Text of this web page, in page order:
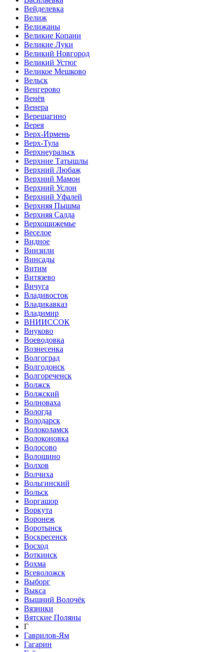
Вейделевка
Велиж
Велижаны
Великие Копани
Великие Луки
Великий Новгород
Великий Устюг
Великое Мешково
Вельск
Венгерово
Венёв
Венера
Верещагино
Верея
Верх-Ирмень
Верх-Тула
Верхнеуральск
Верхние Татышлы
Верхний Любаж
Верхний Мамон
Верхний Услон
Верхний Уфалей
Верхняя Пышма
Верхняя Салда
Верхошижемье
Веселое
Видное
Винзили
Винсады
Витим
Витязево
Вичуга
Владивосток
Владикавказ
Владимир
ВНИИССОК
Внуково
Воеводовка
Вознесенка
Волгоград
Волгодонск
Волгореченск
Волжск
Волжский
Волноваха
Вологда
Володарск
Волоколамск
Волоконовка
Волосово
Волошино
Волхов
Волчиха
Вольгинский
Вольск
Воргашор
Воркута
Воронеж
Воротынск
Воскресенск
Восход
Воткинск
Вохма
Всеволожск
Выборг
Выкса
Вышний Волочёк
Вязники
Вятские Поляны
Г
Гаврилов-Ям
Гагарин